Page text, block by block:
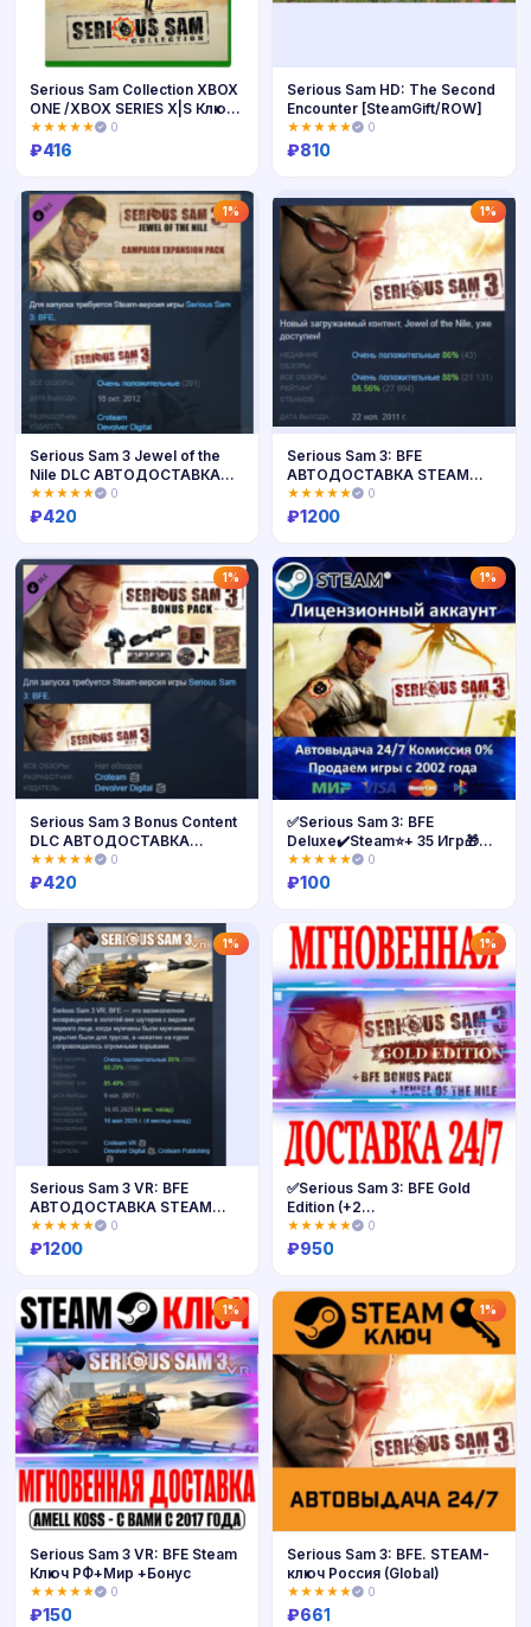
Купить
Serious Sam Collection XBOX
ONE /XBOX SERIES X|S Ключ
🔑
★★★★★ 0
₽416
Купить
Serious Sam HD: The Second
Encounter [SteamGift/ROW]
★★★★★ 0
₽810
1%
Купить
Serious Sam 3 Jewel of the
Nile DLC АВТОДОСТАВКА
STEAM РОССИЯ
★★★★★ 0
₽420
1%
Купить
Serious Sam 3: BFE
АВТОДОСТАВКА STEAM
РОССИЯ
★★★★★ 0
₽1200
1%
Купить
Serious Sam 3 Bonus Content
DLC АВТОДОСТАВКА
STEAM РОССИЯ
★★★★★ 0
₽420
1%
Купить
✅Serious Sam 3: BFE
Deluxe✔️Steam⭐+ 35 Игр🎁
АКЦИЯ⭐0% Карты💳
★★★★★ 0
₽100
1%
Купить
Serious Sam 3 VR: BFE
АВТОДОСТАВКА STEAM
РОССИЯ
★★★★★ 0
₽1200
1%
Купить
✅Serious Sam 3: BFE Gold
Edition (+2
DLC)⭐Steam\Key⭐+🎁
★★★★★ 0
₽950
1%
Serious Sam 3 VR: BFE Steam
Ключ РФ+Мир +Бонус
★★★★★ 0
₽150
1%
Serious Sam 3: BFE. STEAM-
ключ Россия (Global)
★★★★★ 0
₽661